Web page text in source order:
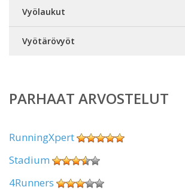
Vyölaukut
Vyötärövyöt
PARHAAT ARVOSTELUT
RunningXpert
Stadium
4Runners